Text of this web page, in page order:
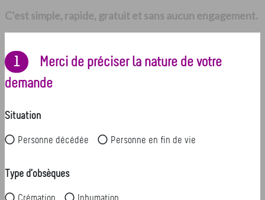
C’est simple, rapide, gratuit et sans aucun engagement.